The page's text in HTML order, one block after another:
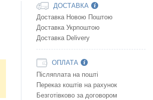
ДОСТАВКА
Доставка Новою Поштою
Доставка Укрпоштою
Доставка Delivery
ОПЛАТА
Післяплата на пошті
Переказ коштів на рахунок
Безготівково за договором